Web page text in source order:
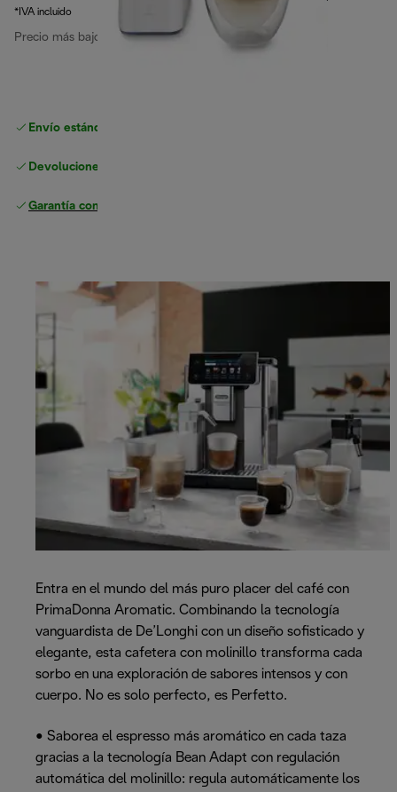
*IVA incluido
Precio más bajo en los últimos 30 días1449,90 €
Envío estándar gratuito
Devoluciones gratuitas
Garantía completa
Entra en el mundo del más puro placer del café con
PrimaDonna Aromatic. Combinando la tecnología
vanguardista de De’Longhi con un diseño sofisticado y
elegante, esta cafetera con molinillo transforma cada
sorbo en una exploración de sabores intensos y con
cuerpo. No es solo perfecto, es Perfetto.
• Saborea el espresso más aromático en cada taza
gracias a la tecnología Bean Adapt con regulación
automática del molinillo: regula automáticamente los